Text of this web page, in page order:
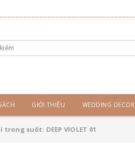
GIỚI THIỆU WEDDING DECOR
trong suốt: DEEP VIOLET 01